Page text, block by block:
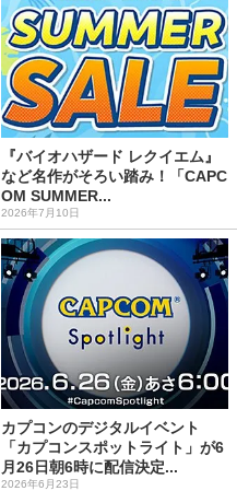
『バイオハザード レクイエム』
など名作がそろい踏み！「CAPC
OM SUMMER...
2026年7月10日
カプコンのデジタルイベント
「カプコンスポットライト」が6
月26日朝6時に配信決定...
2026年6月23日